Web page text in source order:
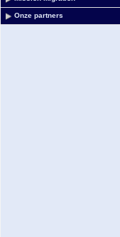
Onze partners